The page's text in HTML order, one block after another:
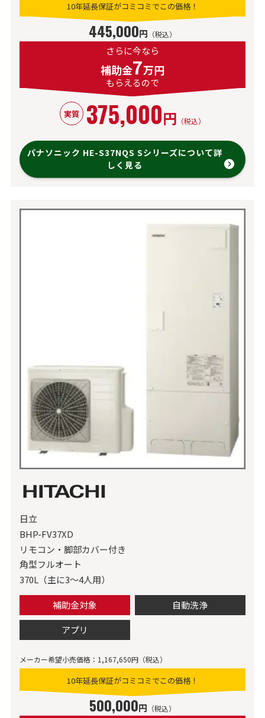
10年延長保証がコミコミでこの価格！
445,000円 （税込）
さらに今なら
補助金7万円
もらえるので
実質 375,000円 （税込）
パナソニック HE-S37NQS Sシリーズについて詳
しく見る
日立
BHP-FV37XD
リモコン・脚部カバー付き
角型フルオート
370L（主に3～4人用）
補助金対象
自動洗浄
アプリ
メーカー希望小売価格：1,167,650円（税込）
10年延長保証がコミコミでこの価格！
500,000円 （税込）